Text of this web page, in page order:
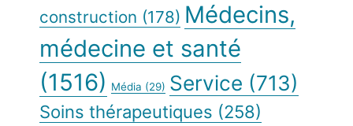
construction (178) Médecins,
médecine et santé
(1516) Média (29) Service (713)
Soins thérapeutiques (258)